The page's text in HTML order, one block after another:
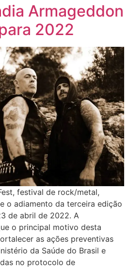
Armageddon
2022
festival de rock/metal,
o adiamento da terceira edição
de abril de 2022. A
o principal motivo desta
as ações preventivas
da Saúde do Brasil e
no protocolo de